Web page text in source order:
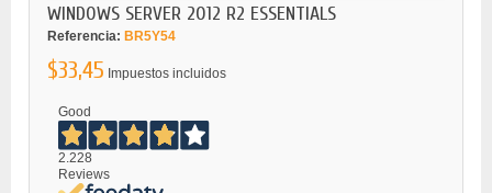
WINDOWS SERVER 2012 R2 ESSENTIALS
Referencia: BR5Y54
$33,45 Impuestos incluidos
Good
2.228
Reviews